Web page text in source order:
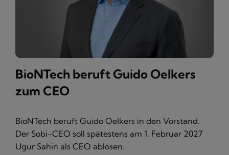
BioNTech beruft Guido Oelkers
zum CEO
BioNTech beruft Guido Oelkers in den Vorstand.
Der Sobi-CEO soll spätestens am 1. Februar 2027
Ugur Sahin als CEO ablösen.